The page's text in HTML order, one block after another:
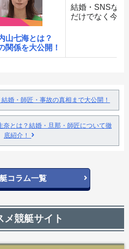
山七海とは？
関係を大公開！
結婚・SNSなど
だけでなく今季
婚・師匠・事故の真相まで大公開！
奈とは？結婚・旦那・師匠について徹
底紹介！
コラム一覧
メ競艇サイト